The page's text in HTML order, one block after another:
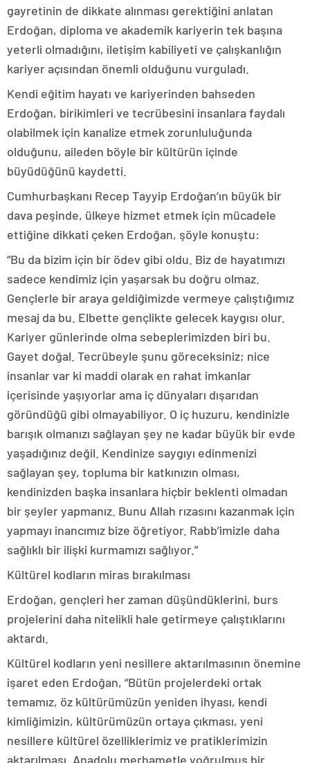
gayretinin de dikkate alınması gerektiğini anlatan
Erdoğan, diploma ve akademik kariyerin tek başına
yeterli olmadığını, iletişim kabiliyeti ve çalışkanlığın
kariyer açısından önemli olduğunu vurguladı.
Kendi eğitim hayatı ve kariyerinden bahseden
Erdoğan, birikimleri ve tecrübesini insanlara faydalı
olabilmek için kanalize etmek zorunluluğunda
olduğunu, aileden böyle bir kültürün içinde
büyüdüğünü kaydetti.
Cumhurbaşkanı Recep Tayyip Erdoğan’ın büyük bir
dava peşinde, ülkeye hizmet etmek için mücadele
ettiğine dikkati çeken Erdoğan, şöyle konuştu:
“Bu da bizim için bir ödev gibi oldu. Biz de hayatımızı
sadece kendimiz için yaşarsak bu doğru olmaz.
Gençlerle bir araya geldiğimizde vermeye çalıştığımız
mesaj da bu. Elbette gençlikte gelecek kaygısı olur.
Kariyer günlerinde olma sebeplerimizden biri bu.
Gayet doğal. Tecrübeyle şunu göreceksiniz; nice
insanlar var ki maddi olarak en rahat imkanlar
içerisinde yaşıyorlar ama iç dünyaları dışarıdan
göründüğü gibi olmayabiliyor. O iç huzuru, kendinizle
barışık olmanızı sağlayan şey ne kadar büyük bir evde
yaşadığınız değil. Kendinize saygıyı edinmenizi
sağlayan şey, topluma bir katkınızın olması,
kendinizden başka insanlara hiçbir beklenti olmadan
bir şeyler yapmanız. Bunu Allah rızasını kazanmak için
yapmayı inancımız bize öğretiyor. Rabb’imizle daha
sağlıklı bir ilişki kurmamızı sağlıyor.”
Kültürel kodların miras bırakılması
Erdoğan, gençleri her zaman düşündüklerini, burs
projelerini daha nitelikli hale getirmeye çalıştıklarını
aktardı.
Kültürel kodların yeni nesillere aktarılmasının önemine
işaret eden Erdoğan, “Bütün projelerdeki ortak
temamız, öz kültürümüzün yeniden ihyası, kendi
kimliğimizin, kültürümüzün ortaya çıkması, yeni
nesillere kültürel özelliklerimiz ve pratiklerimizin
aktarılması. Anadolu merhametle yoğrulmuş bir